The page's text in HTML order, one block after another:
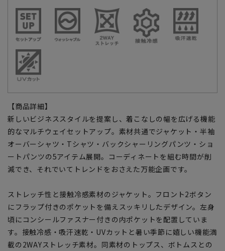
【商品詳細】
新しいビジネススタイルを提案し、着こなしの幅を広げる機能
的なマルチウェイセットアップ。素材共通でジャケット・半袖
オーバーシャツ・Tシャツ・バックシャーリングパンツ・ショ
ートパンツの5アイテム展開。コーディネートを組む時間が削
減でき、それでいてトレンドをおさえた万能企画です。
ストレッチ性と接触冷感素材のジャケット。フロント2ボタン
にフラップ付きのポケットを備えスッキリしたデザイン。左身
頃にコンシールファスナー付きの内ポケットを配置していま
す。接触冷感・吸汗速乾・UVカットと暑い季節に嬉しい機能満
載の2WAYストレッチ素材。同素材のトップス、ボトムスとの